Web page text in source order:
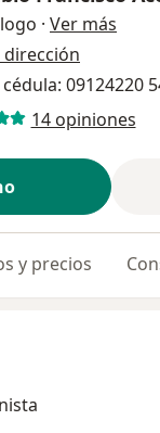
· Ver más
dirección
09124220
14 opiniones
y precios